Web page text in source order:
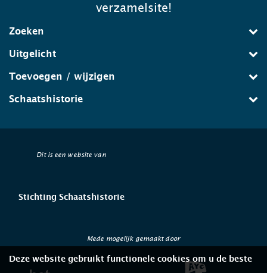
verzamelsite!
Zoeken
Uitgelicht
Toevoegen / wijzigen
Schaatshistorie
Dit is een website van
Stichting Schaatshistorie
Mede mogelijk gemaakt door
Deze website gebruikt functionele cookies om u de beste